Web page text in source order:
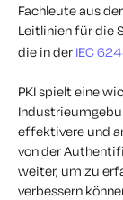
Fachleute aus
Leitlinien für die
die in der IEC
PKI spielt eine
effektivere und
von der
weiter, um zu
verbessern